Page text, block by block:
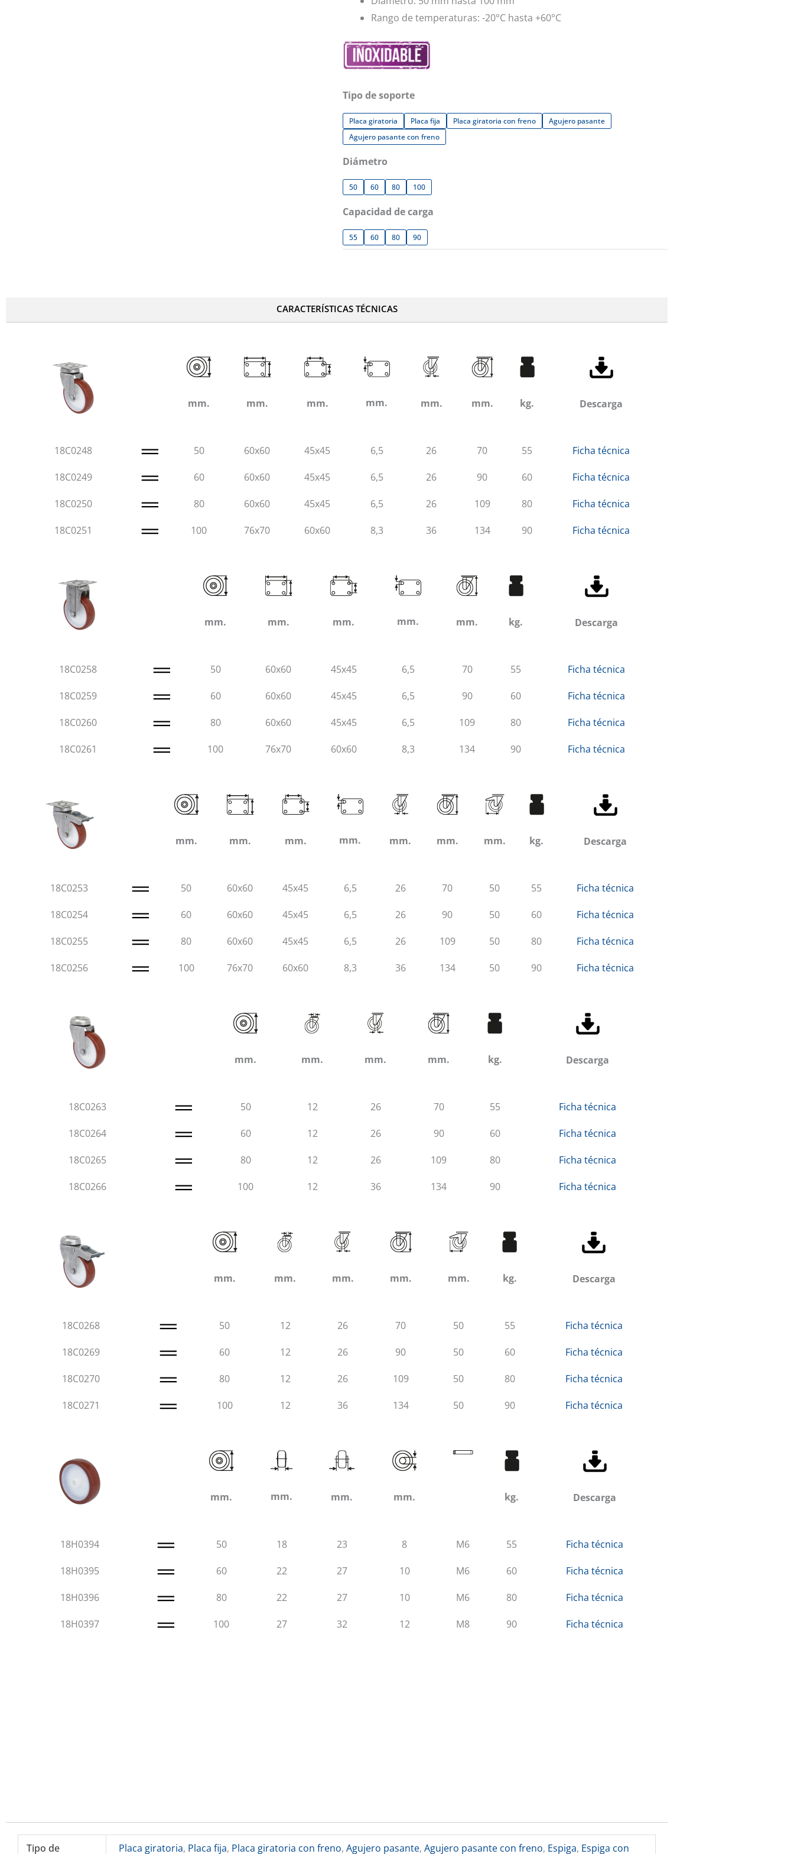
Rango de temperaturas: -20°C hasta +60°C
Tipo de soporte
Placa giratoria Placa fija Placa giratoria con freno
Agujero pasante
Agujero pasante con freno
Diámetro
50 60 80 100
Capacidad de carga
55 60 80 90
CARACTERÍSTICAS TÉCNICAS
mm. mm. mm. mm. mm. mm. kg. Descarga
18C0248 50 60x60 45x45 6,5 26 70 55 Ficha técnica
18C0249 60 60x60 45x45 6,5 26 90 60 Ficha técnica
18C0250 80 60x60 45x45 6,5 26 109 80 Ficha técnica
18C0251 100 76x70 60x60 8,3 36 134 90 Ficha técnica
mm. mm. mm. mm. mm. kg. Descarga
18C0258 50 60x60 45x45 6,5 70 55 Ficha técnica
18C0259 60 60x60 45x45 6,5 90 60 Ficha técnica
18C0260 80 60x60 45x45 6,5 109 80 Ficha técnica
18C0261 100 76x70 60x60 8,3 134 90 Ficha técnica
mm. mm. mm. mm. mm. mm. mm. kg. Descarga
18C0253 50 60x60 45x45 6,5 26 70 50 55 Ficha técnica
18C0254 60 60x60 45x45 6,5 26 90 50 60 Ficha técnica
18C0255 80 60x60 45x45 6,5 26 109 50 80 Ficha técnica
18C0256 100 76x70 60x60 8,3 36 134 50 90 Ficha técnica
mm. mm. mm. mm. kg. Descarga
18C0263 50 12 26 70 55 Ficha técnica
18C0264 60 12 26 90 60 Ficha técnica
18C0265 80 12 26 109 80 Ficha técnica
18C0266 100 12 36 134 90 Ficha técnica
mm. mm. mm. mm. mm. kg. Descarga
18C0268 50 12 26 70 50 55 Ficha técnica
18C0269 60 12 26 90 50 60 Ficha técnica
18C0270 80 12 26 109 50 80 Ficha técnica
18C0271 100 12 36 134 50 90 Ficha técnica
mm. mm. mm. mm. kg. Descarga
18H0394 50 18 23 8 M6 55 Ficha técnica
18H0395 60 22 27 10 M6 60 Ficha técnica
18H0396 80 22 27 10 M6 80 Ficha técnica
18H0397 100 27 32 12 M8 90 Ficha técnica
Tipo de Placa giratoria, Placa fija, Placa giratoria con freno,Agujero pasante,Agujero pasante con freno, Espiga, Espiga con